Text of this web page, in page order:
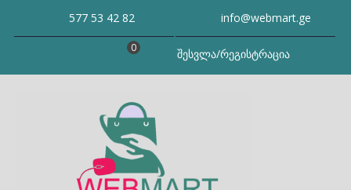
577 53 42 82 info@webmart.ge
შესვლა/რეგისტრაცია
0